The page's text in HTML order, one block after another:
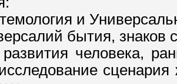
и
бытия, знаков
человека,